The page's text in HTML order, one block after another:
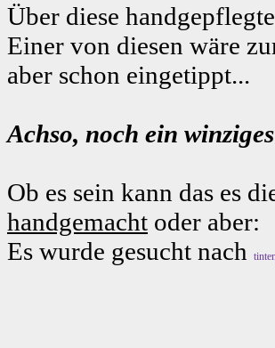
Über diese
Einer von diesen wäre
aber schon eingetippt...
Achso, noch ein
Ob es sein kann das es
handgemacht oder aber:
Es wurde gesucht nach